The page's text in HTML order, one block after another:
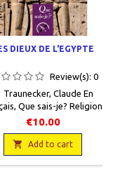
DIEUX DE L'EGYPTE
Review(s): 0
Claude En
Que sais-je? Religion,
universitaires de France,
11,5 x 17,6, 128 pages,
Neuf. 9782130815822
€10.00
 Add to cart